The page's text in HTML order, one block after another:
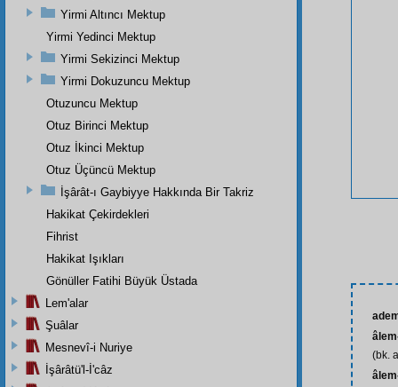
(bk.
Yirmi Altıncı Mektup
Yirmi Yedinci Mektup
Yirmi Sekizinci Mektup
Yirmi Dokuzuncu Mektup
Otuzuncu Mektup
Otuz Birinci Mektup
Otuz İkinci Mektup
Otuz Üçüncü Mektup
İşârât-ı Gaybiyye Hakkında Bir Takriz
Hakikat Çekirdekleri
Fihrist
Hakikat Işıkları
Gönüller Fatihi Büyük Üstada
Lem'alar
Şuâlar
Mesnevî-i Nuriye
İşârâtü'l-İ'câz